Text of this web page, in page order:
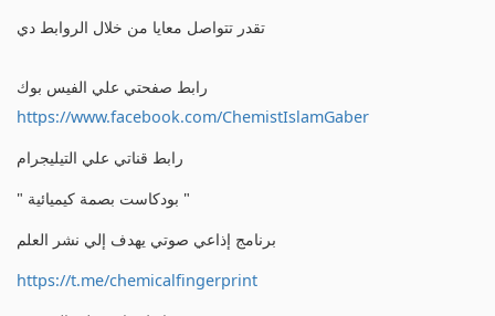
تقدر تتواصل معايا من خلال الروابط دي
رابط صفحتي علي الفيس بوك
https://www.facebook.com/ChemistIslamGaber
رابط قناتي علي التيليجرام
" بودكاست بصمة كيميائية "
برنامج إذاعي صوتي يهدف إلي نشر العلم
https://t.me/chemicalfingerprint